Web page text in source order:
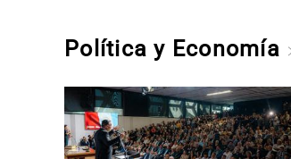
Política y Economía